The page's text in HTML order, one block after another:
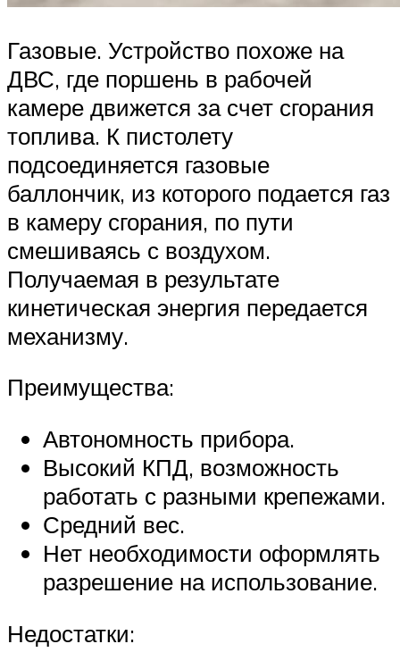
Газовые. Устройство похоже на
ДВС, где поршень в рабочей
камере движется за счет сгорания
топлива. К пистолету
подсоединяется газовые
баллончик, из которого подается газ
в камеру сгорания, по пути
смешиваясь с воздухом.
Получаемая в результате
кинетическая энергия передается
механизму.
Преимущества:
Автономность прибора.
Высокий КПД, возможность
работать с разными крепежами.
Средний вес.
Нет необходимости оформлять
разрешение на использование.
Недостатки: